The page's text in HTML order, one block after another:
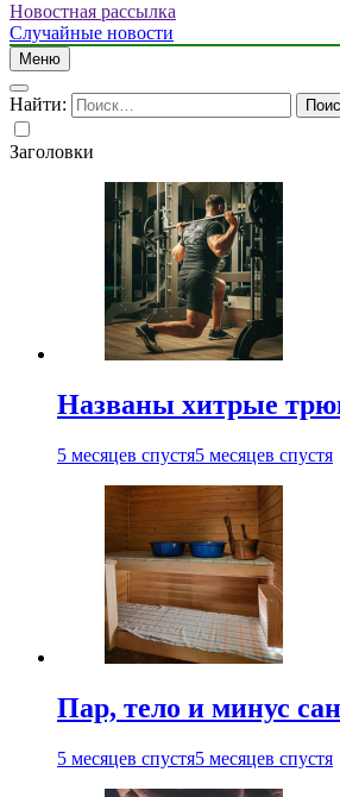
Новостная рассылка
Случайные новости
Меню
Найти:
Заголовки
Названы хитрые
5 месяцев спустя5 месяцев спустя
Пар, тело и минус
5 месяцев спустя5 месяцев спустя